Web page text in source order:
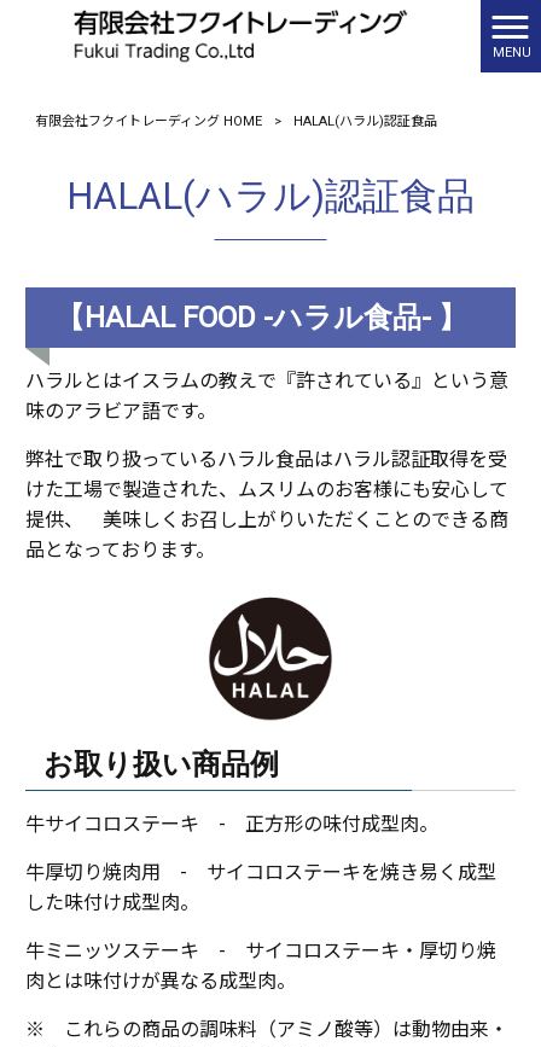
MENU
有限会社フクイトレーディング HOME > HALAL(ハラル)認証食品
HALAL(ハラル)認証食品
【HALAL FOOD -ハラル食品- 】
ハラルとはイスラムの教えで『許されている』という意
味のアラビア語です。
弊社で取り扱っているハラル食品はハラル認証取得を受
けた工場で製造された、ムスリムのお客様にも安心して
提供、 美味しくお召し上がりいただくことのできる商
品となっております。
お取り扱い商品例
牛サイコロステーキ - 正方形の味付成型肉。
牛厚切り焼肉用 - サイコロステーキを焼き易く成型
した味付け成型肉。
牛ミニッツステーキ - サイコロステーキ・厚切り焼
肉とは味付けが異なる成型肉。
※ これらの商品の調味料（アミノ酸等）は動物由来・